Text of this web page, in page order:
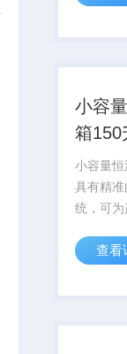
箱内操
小容
箱150
小容量
具有精
统，可
似条件
科研、
查看